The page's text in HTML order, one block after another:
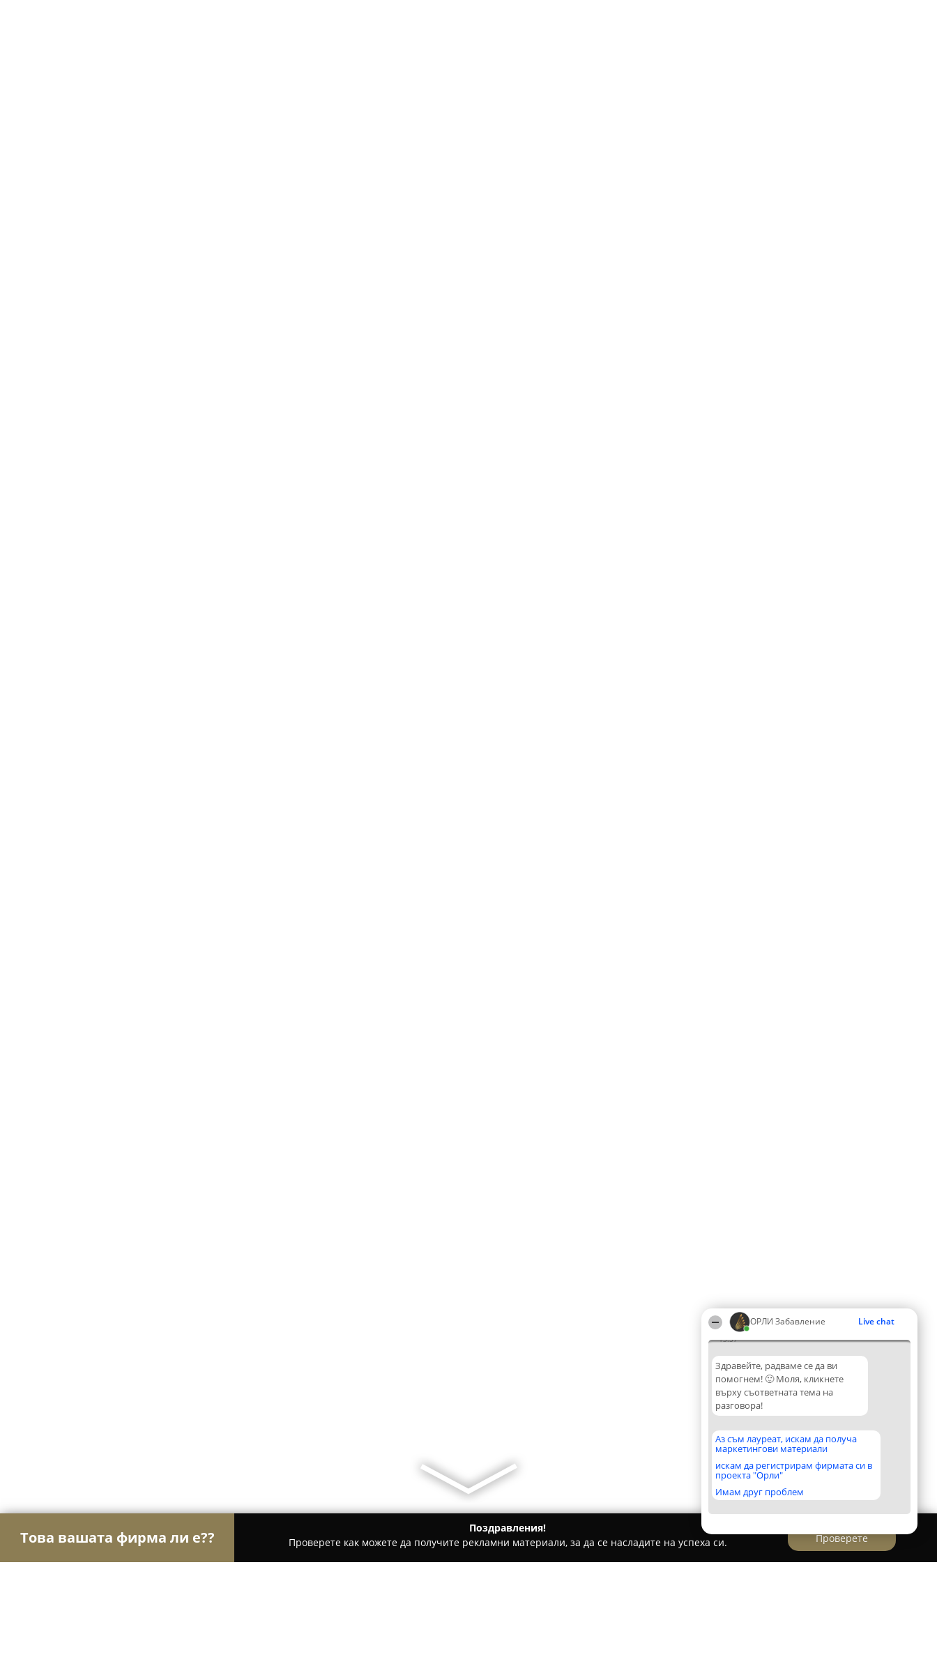
ОРЛИ Забавление Live chat
13:57
Здравейте, радваме се да ви
помогнем! 🙂 Моля, кликнете
върху съответната тема на
разговора!
Аз съм лауреат, искам да получа
маркетингови материали
искам да регистрирам фирмата си в
проекта "Орли"
Имам друг проблем
Това вашата фирма ли е??
Поздравления!
Проверете как можете да получите рекламни материали, за да се насладите на успеха си.
Проверете